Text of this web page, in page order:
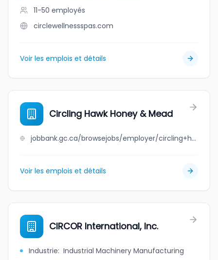
11-50 employés
circlewellnessspas.com
Voir les emplois et détails
Circling Hawk Honey & Mead
jobbank.gc.ca/browsejobs/employer/circling+hawk+honey+%26+mead/ca
Voir les emplois et détails
CIRCOR International, Inc.
Industrie: Industrial Machinery Manufacturing